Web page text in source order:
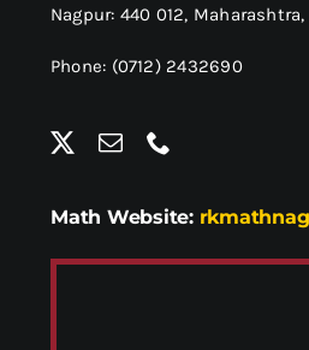
Nagpur: 440 012,
Phone: (0712) 2432690
Math Website: